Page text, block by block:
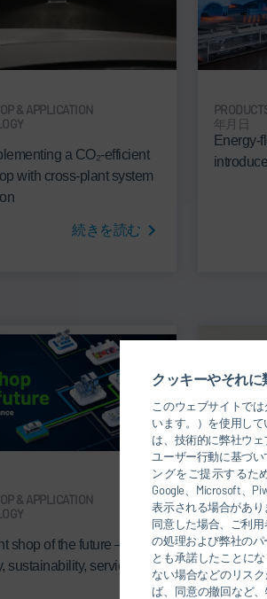
クッキーやそれ
このウェブサイトで
います。）を使用し
は、技術的に弊社ウ
ユーザー行動に基づ
ングをご提示するた
Google、Microsoft、
表示される場合があり
同意した場合、ご利
の処理および弊社の
とも承諾したことに
ない場合などのリス
ば、同意の撤回など
& APPLICATION
a CO₂-efficient
with cross-plant system
続きを読む
年月日
Energy-
& APPLICATION
shop of the future –
sustainability, service
PAINT
年月日
New
fast
flexibility